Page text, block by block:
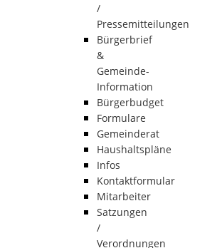
/
Pressemitteilungen
Bürgerbrief
&
Gemeinde-
Information
Bürgerbudget
Formulare
Gemeinderat
Haushaltspläne
Infos
Kontaktformular
Mitarbeiter
Satzungen
/
Verordnungen